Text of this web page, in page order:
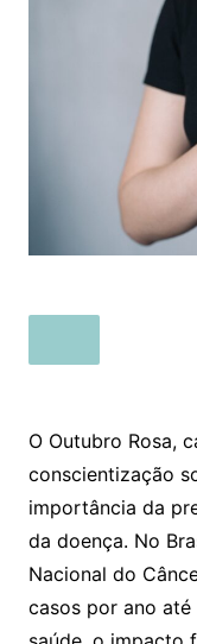
O Outubro Rosa,
conscientização
importância da
da doença. No
Nacional do
casos por ano